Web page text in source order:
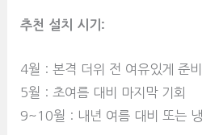
추천 설치 시기:
4월 : 본격 더위 전 여유있게 준비
5월 : 초여름 대비 마지막 기회
9~10월 : 내년 여름 대비 또는 냉